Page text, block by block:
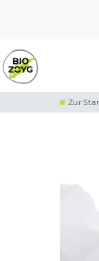
Zur